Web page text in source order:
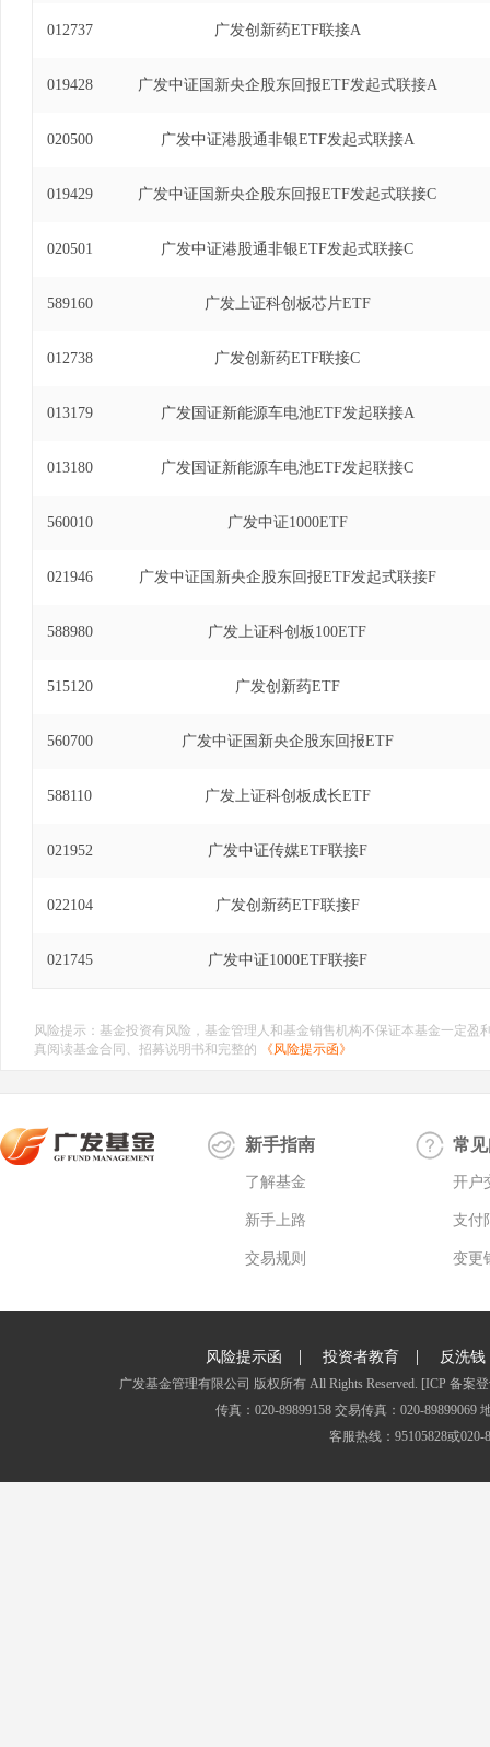
012737 广发创新药ETF联接A
019428 广发中证国新央企股东回报ETF发起式联接A
020500 广发中证港股通非银ETF发起式联接A
019429 广发中证国新央企股东回报ETF发起式联接C
020501 广发中证港股通非银ETF发起式联接C
589160 广发上证科创板芯片ETF
012738 广发创新药ETF联接C
013179 广发国证新能源车电池ETF发起联接A
013180 广发国证新能源车电池ETF发起联接C
560010 广发中证1000ETF
021946 广发中证国新央企股东回报ETF发起式联接F
588980 广发上证科创板100ETF
515120 广发创新药ETF
560700 广发中证国新央企股东回报ETF
588110 广发上证科创板成长ETF
021952 广发中证传媒ETF联接F
022104 广发创新药ETF联接F
021745 广发中证1000ETF联接F
风险提示：基金投资有风险，基金管理人和基金销售机构不保证本基金一定
真阅读基金合同、招募说明书和完整的
《风险提示函》
新手指南
了解基金
新手上路
交易规则
常
开户
支付
变更
风险提示函 | 投资者教育 | 反洗钱
广发基金管理有限公司 版权所有 All Rights Reserved. [ICP 备案
传真：020-89899158 交易传真：020-
客服热线：95105828或020-